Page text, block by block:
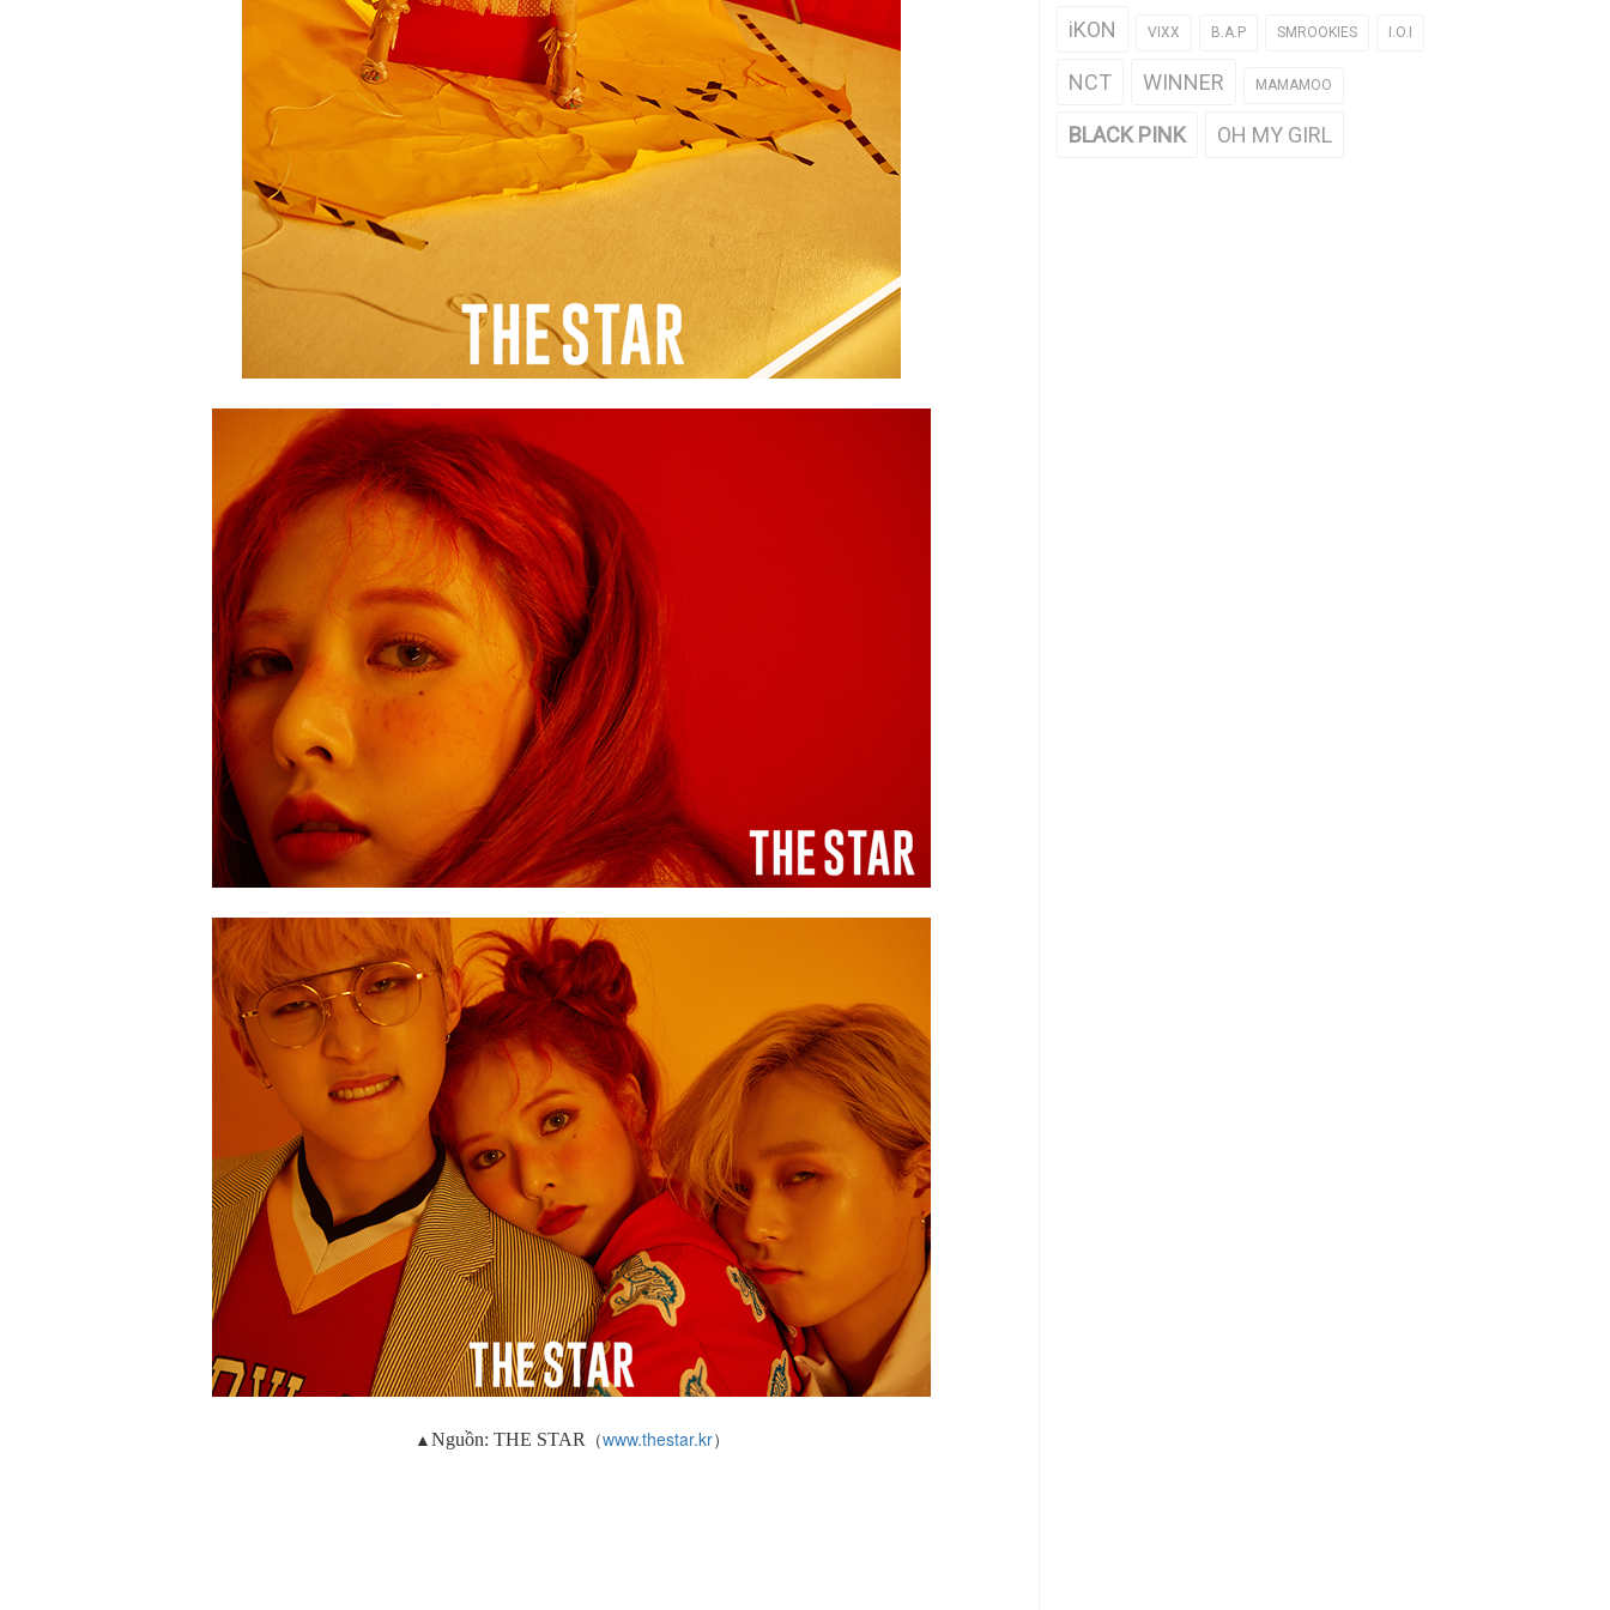
▲Nguồn: THE STAR（www.thestar.kr）
iKON VIXX B.A.P SMROOKIES I.O.I
NCT WINNER MAMAMOO
BLACK PINK OH MY GIRL